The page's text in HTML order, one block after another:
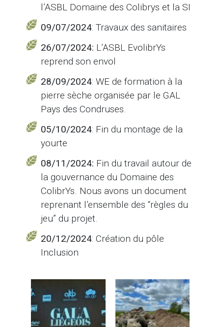
l’ASBL Domaine des Colibrys et la SI
09/07/2024: Travaux des sanitaires
26/07/2024: L’ASBL EvolibrYs
reprend son envol
28/09/2024: WE de formation à la
pierre sèche organisée par le GAL
Pays des Condruses.
05/10/2024: Fin du montage de la
yourte
08/11/2024: Fin du travail autour de
la gouvernance du Domaine des
ColibrYs. Nous avons un document
reprenant l’ensemble des “règles du
jeu” du projet.
20/12/2024: Création du pôle
Inclusion